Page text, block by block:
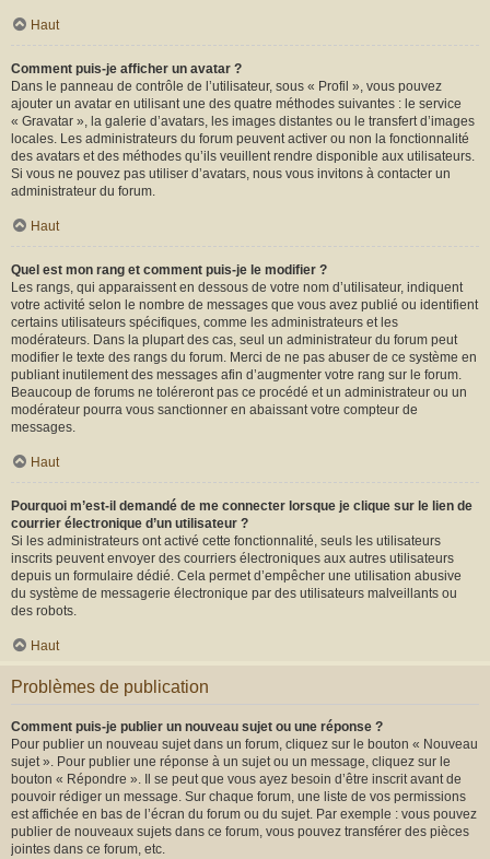
Haut
Comment puis-je afficher un avatar ?
Dans le panneau de contrôle de l’utilisateur, sous « Profil », vous pouvez
ajouter un avatar en utilisant une des quatre méthodes suivantes : le service
« Gravatar », la galerie d’avatars, les images distantes ou le transfert d’images
locales. Les administrateurs du forum peuvent activer ou non la fonctionnalité
des avatars et des méthodes qu’ils veuillent rendre disponible aux utilisateurs.
Si vous ne pouvez pas utiliser d’avatars, nous vous invitons à contacter un
administrateur du forum.
Haut
Quel est mon rang et comment puis-je le modifier ?
Les rangs, qui apparaissent en dessous de votre nom d’utilisateur, indiquent
votre activité selon le nombre de messages que vous avez publié ou identifient
certains utilisateurs spécifiques, comme les administrateurs et les
modérateurs. Dans la plupart des cas, seul un administrateur du forum peut
modifier le texte des rangs du forum. Merci de ne pas abuser de ce système en
publiant inutilement des messages afin d’augmenter votre rang sur le forum.
Beaucoup de forums ne toléreront pas ce procédé et un administrateur ou un
modérateur pourra vous sanctionner en abaissant votre compteur de
messages.
Haut
Pourquoi m’est-il demandé de me connecter lorsque je clique sur le lien de
courrier électronique d’un utilisateur ?
Si les administrateurs ont activé cette fonctionnalité, seuls les utilisateurs
inscrits peuvent envoyer des courriers électroniques aux autres utilisateurs
depuis un formulaire dédié. Cela permet d’empêcher une utilisation abusive
du système de messagerie électronique par des utilisateurs malveillants ou
des robots.
Haut
Problèmes de publication
Comment puis-je publier un nouveau sujet ou une réponse ?
Pour publier un nouveau sujet dans un forum, cliquez sur le bouton « Nouveau
sujet ». Pour publier une réponse à un sujet ou un message, cliquez sur le
bouton « Répondre ». Il se peut que vous ayez besoin d’être inscrit avant de
pouvoir rédiger un message. Sur chaque forum, une liste de vos permissions
est affichée en bas de l’écran du forum ou du sujet. Par exemple : vous pouvez
publier de nouveaux sujets dans ce forum, vous pouvez transférer des pièces
jointes dans ce forum, etc.